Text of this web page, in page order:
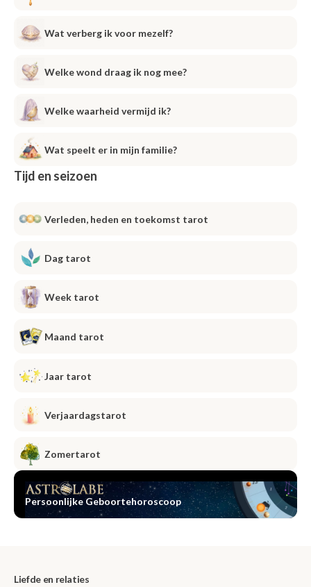
Wat verberg ik voor mezelf?
Welke wond draag ik nog mee?
Welke waarheid vermijd ik?
Wat speelt er in mijn familie?
Tijd en seizoen
Verleden, heden en toekomst tarot
Dag tarot
Week tarot
Maand tarot
Jaar tarot
Verjaardagstarot
Zomertarot
Persoonlijke Geboortehoroscoop
Liefde en relaties